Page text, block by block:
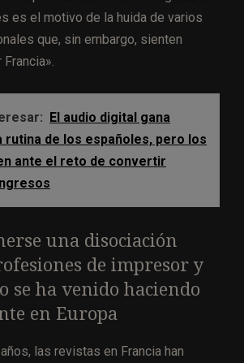
es el motivo de la huida de varios
que, sin embargo, sienten
El audio digital gana
rutina de los españoles, pero los
ante el reto de convertir
una disociación
de impresor y
se ha venido haciendo
en Europa
las revistas en Francia han